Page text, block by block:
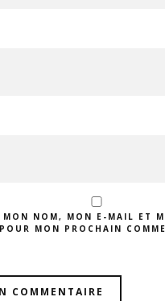
MON NOM, MON E-MAIL ET
MON PROCHAIN